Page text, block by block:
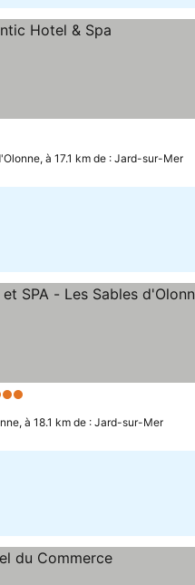
à 17.1 km de : Jard-sur-Mer
Étoiles
à 18.1 km de : Jard-sur-Mer